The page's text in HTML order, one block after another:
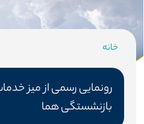
مسیر
خانه
رونمايی رسمی از ميز
بازنشستگی هما